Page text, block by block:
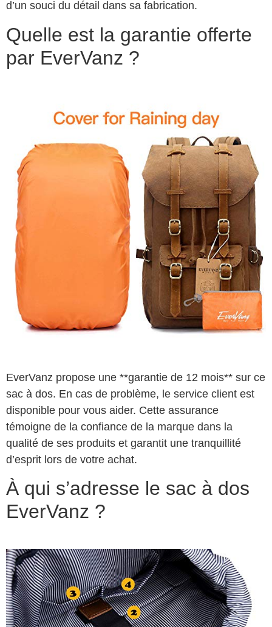
d’un souci du détail dans sa fabrication.
Quelle est la garantie offerte
par EverVanz ?
EverVanz propose une **garantie de 12 mois** sur ce
sac à dos. En cas de problème, le service client est
disponible pour vous aider. Cette assurance
témoigne de la confiance de la marque dans la
qualité de ses produits et garantit une tranquillité
d’esprit lors de votre achat.
À qui s’adresse le sac à dos
EverVanz ?